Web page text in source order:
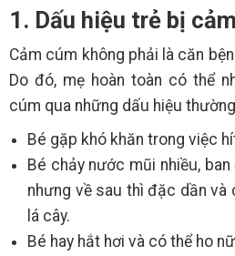
1. Dấu hiệu trẻ bị
Cảm cúm không phải là căn
Do đó, mẹ hoàn toàn có thể
cúm qua những dấu hiệu
Bé gặp khó khăn trong việc
Bé chảy nước mũi nhiều,
nhưng về sau thì đặc dần và
lá cây.
Bé hay hắt hơi và có thể ho